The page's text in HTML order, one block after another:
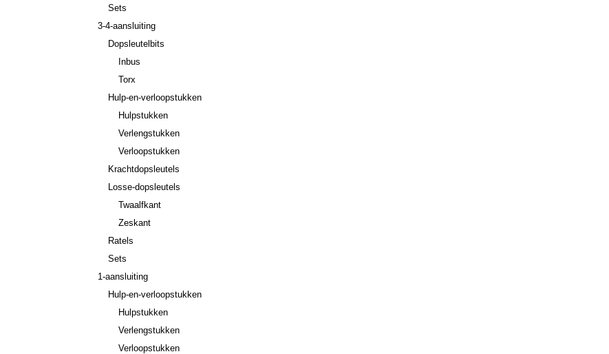
Sets
3-4-aansluiting
Dopsleutelbits
Inbus
Torx
Hulp-en-verloopstukken
Hulpstukken
Verlengstukken
Verloopstukken
Krachtdopsleutels
Losse-dopsleutels
Twaalfkant
Zeskant
Ratels
Sets
1-aansluiting
Hulp-en-verloopstukken
Hulpstukken
Verlengstukken
Verloopstukken